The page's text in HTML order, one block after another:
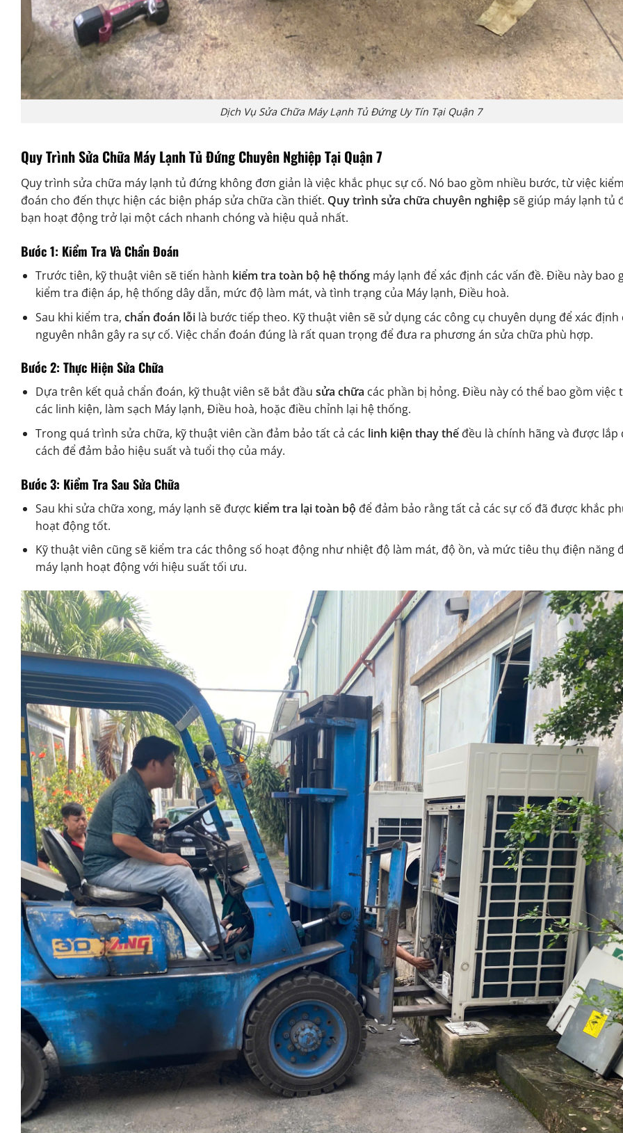
Dịch Vụ Sửa Chữa Máy Lạnh Tủ Đứng Uy Tín Tại Quận 7
Quy Trình Sửa Chữa Máy Lạnh Tủ Đứng Chuyên Nghiệp Tại Quận 7
Quy trình sửa chữa máy lạnh tủ đứng không đơn giản là việc khắc phục sự cố. Nó bao gồm nhiều bước, từ việc
đoán cho đến thực hiện các biện pháp sửa chữa cần thiết. Quy trình sửa chữa chuyên nghiệpsẽ giúp máy lạnh tủ
bạn hoạt động trở lại một cách nhanh chóng và hiệu quả nhất.
Bước 1: Kiểm Tra Và Chẩn Đoán
Trước tiên, kỹ thuật viên sẽ tiến hành kiểm tra toàn bộ hệ thốngmáy lạnh để xác định các vấn đề. Điều này bao
kiểm tra điện áp, hệ thống dây dẫn, mức độ làm mát, và tình trạng của Máy lạnh, Điều hoà.
Sau khi kiểm tra, chẩn đoán lỗilà bước tiếp theo. Kỹ thuật viên sẽ sử dụng các công cụ chuyên dụng để xác định
nguyên nhân gây ra sự cố. Việc chẩn đoán đúng là rất quan trọng để đưa ra phương án sửa chữa phù hợp.
Bước 2: Thực Hiện Sửa Chữa
Dựa trên kết quả chẩn đoán, kỹ thuật viên sẽ bắt đầu sửa chữa các phần bị hỏng. Điều này có thể bao gồm việc
các linh kiện, làm sạch Máy lạnh, Điều hoà, hoặc điều chỉnh lại hệ thống.
Trong quá trình sửa chữa, kỹ thuật viên cần đảm bảo tất cả các linh kiện thay thếđều là chính hãng và được lắp
cách để đảm bảo hiệu suất và tuổi thọ của máy.
Bước 3: Kiểm Tra Sau Sửa Chữa
Sau khi sửa chữa xong, máy lạnh sẽ được kiểm tra lại toàn bộ để đảm bảo rằng tất cả các sự cố đã được khắc
hoạt động tốt.
Kỹ thuật viên cũng sẽ kiểm tra các thông số hoạt động như nhiệt độ làm mát, độ ồn, và mức tiêu thụ điện năng
máy lạnh hoạt động với hiệu suất tối ưu.